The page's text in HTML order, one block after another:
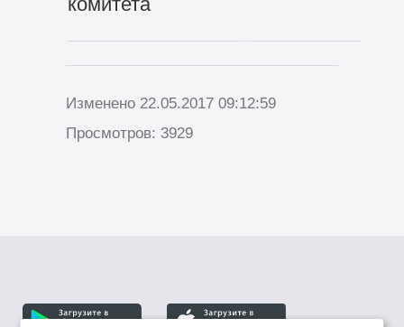
Изменено 22.05.2017 09:12:59
Просмотров: 3929